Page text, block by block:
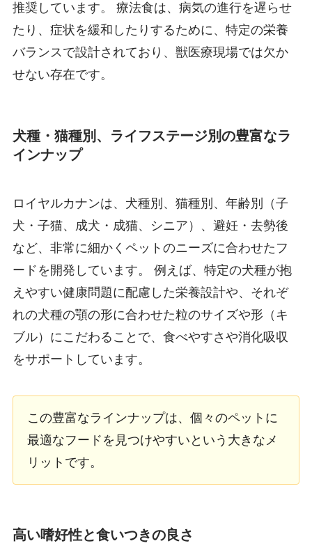
推奨しています。 療法食は、病気の進行を遅らせ
たり、症状を緩和したりするために、特定の栄養
バランスで設計されており、獣医療現場では欠か
せない存在です。
犬種・猫種別、ライフステージ別の豊富なラ
インナップ
ロイヤルカナンは、犬種別、猫種別、年齢別（子
犬・子猫、成犬・成猫、シニア）、避妊・去勢後
など、非常に細かくペットのニーズに合わせたフ
ードを開発しています。 例えば、特定の犬種が抱
えやすい健康問題に配慮した栄養設計や、それぞ
れの犬種の顎の形に合わせた粒のサイズや形（キ
ブル）にこだわることで、食べやすさや消化吸収
をサポートしています。
この豊富なラインナップは、個々のペットに
最適なフードを見つけやすいという大きなメ
リットです。
高い嗜好性と食いつきの良さ